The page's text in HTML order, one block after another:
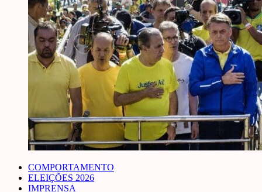
COMPORTAMENTO
ELEIÇÕES 2026
IMPRENSA